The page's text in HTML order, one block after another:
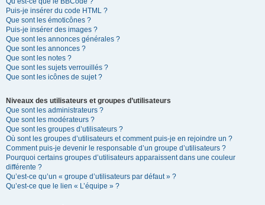
Puis-je insérer du code HTML ?
Que sont les émoticônes ?
Puis-je insérer des images ?
Que sont les annonces générales ?
Que sont les annonces ?
Que sont les notes ?
Que sont les sujets verrouillés ?
Que sont les icônes de sujet ?
Niveaux des utilisateurs et groupes d’utilisateurs
Que sont les administrateurs ?
Que sont les modérateurs ?
Que sont les groupes d’utilisateurs ?
Où sont les groupes d’utilisateurs et comment puis-je en rejoindre un ?
Comment puis-je devenir le responsable d’un groupe d’utilisateurs ?
Pourquoi certains groupes d’utilisateurs apparaissent dans une couleur
différente ?
Qu’est-ce qu’un « groupe d’utilisateurs par défaut » ?
Qu’est-ce que le lien « L’équipe » ?